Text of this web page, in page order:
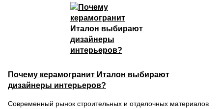
Почему керамогранит Италон выбирают
дизайнеры интерьеров?
Современный рынок строительных и отделочных материалов